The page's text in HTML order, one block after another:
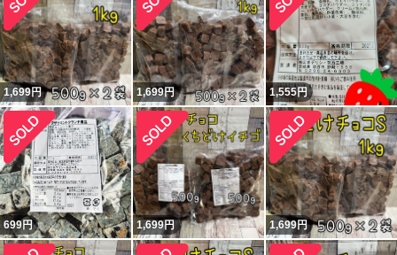
1,699円 1,699円 1,555円
699円 1,699円 1,699円